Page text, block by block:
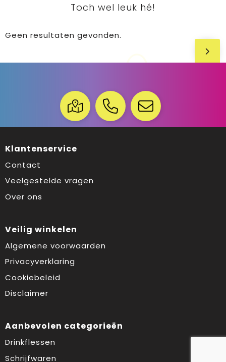
Toch wel leuk hé!
Geen resultaten gevonden.
Klantenservice
Contact
Veelgestelde vragen
Over ons
Veilig winkelen
Algemene voorwaarden
Privacyverklaring
Cookiebeleid
Disclaimer
Aanbevolen categorieën
Drinkflessen
Schrijfwaren